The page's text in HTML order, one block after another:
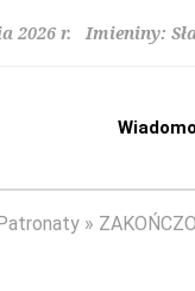
2026 r. Imieniny: